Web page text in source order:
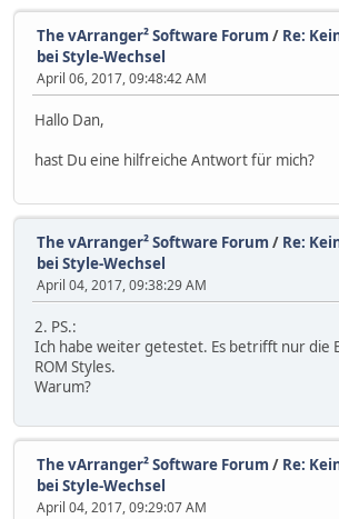
The vArranger² Software Forum / Re:
bei Style-Wechsel
April 06, 2017, 09:48:42 AM
Hallo Dan,
hast Du eine hilfreiche Antwort für mich?
The vArranger² Software Forum / Re:
bei Style-Wechsel
April 04, 2017, 09:38:29 AM
2. PS.:
Ich habe weiter getestet. Es betrifft nur die
ROM Styles.
Warum?
The vArranger² Software Forum / Re:
bei Style-Wechsel
April 04, 2017, 09:29:07 AM